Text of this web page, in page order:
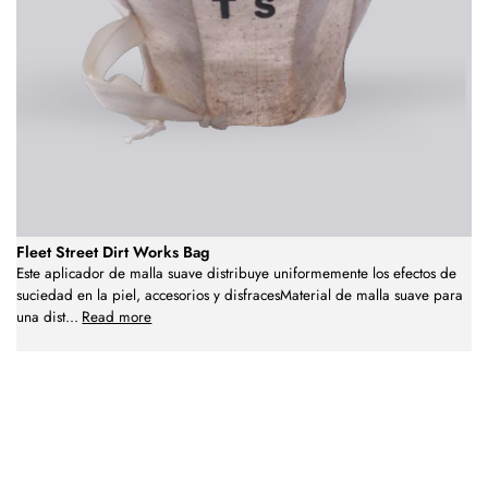
Fleet Street Dirt Works Bag
Este aplicador de malla suave distribuye uniformemente los efectos de
suciedad en la piel, accesorios y disfracesMaterial de malla suave para
una dist... Read more